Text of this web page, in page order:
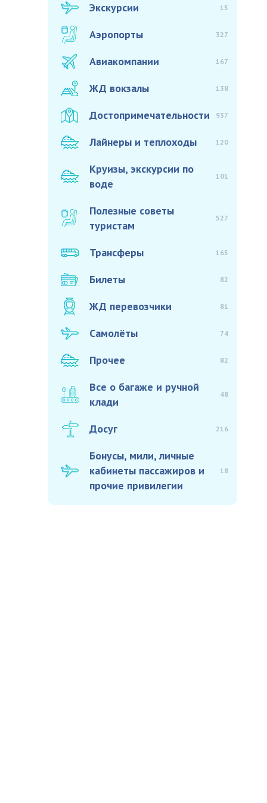
Экскурсии 15
Аэропорты 327
Авиакомпании 167
ЖД вокзалы 138
Достопримечательности 937
Лайнеры и теплоходы 120
Круизы, экскурсии по
воде
101
Полезные советы
туристам
527
Трансферы 165
Билеты 82
ЖД перевозчики 81
Самолёты 74
Прочее 82
Все о багаже и ручной
клади
48
Досуг 216
Бонусы, мили, личные
кабинеты пассажиров и
прочие привилегии
18